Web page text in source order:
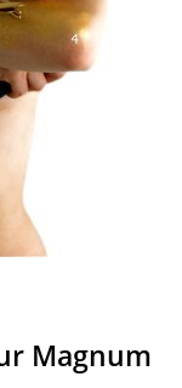
Magnum